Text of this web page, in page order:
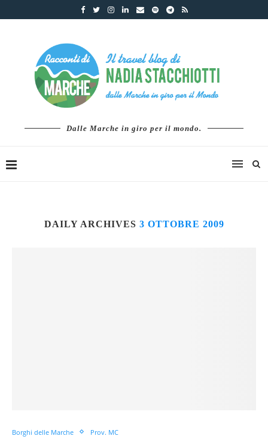
Dalle Marche in giro per il mondo.
DAILY ARCHIVES 3 OTTOBRE 2009
Borghi delle Marche Prov. MC